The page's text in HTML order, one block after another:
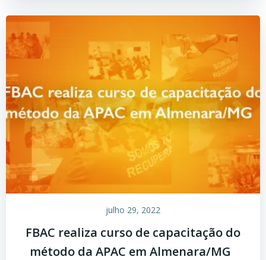
julho 29, 2022
FBAC realiza curso de capacitação do
método da APAC em Almenara/MG